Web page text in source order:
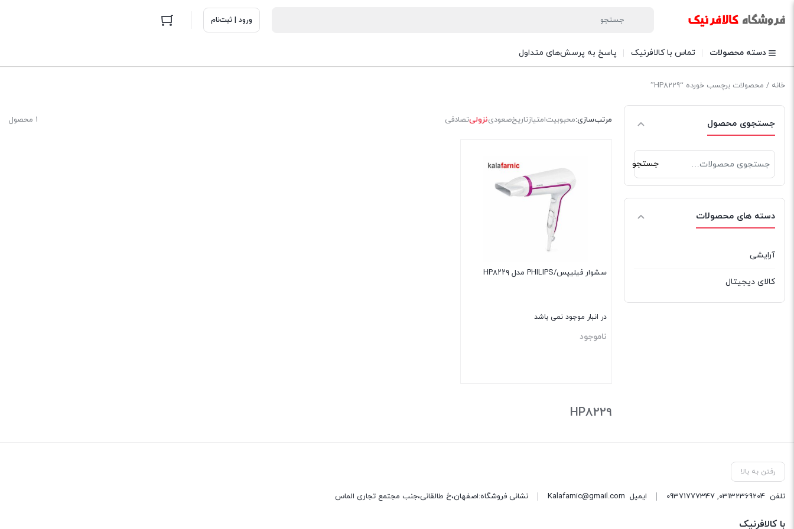
ورود | ثبت‌نام
دسته محصولات تماس با کالافرنیک پاسخ به پرسش‌های متداول
خانه / محصولات برچسب خورده “HP8229”
جستجوی محصول
برای:
جستجو
دسته های محصولات
آرایشی
کالای دیجیتال
1 محصول مرتب‌سازی:محبوبیتامتیازتاریخصعودینزولیتصادفی
سشوار فیلیپس/PHILIPS مدل HP۸۲۲۹
در انبار موجود نمی باشد
ناموجود
HP8229
رفتن به بالا
تلفن 03132369204
,
09371777347 ایمیل Kalafarnic@gmail.com نشانی فروشگاه:اصفهان،خ طالقانی،جنب مجتمع تجاری الماس
با کالافرنیک